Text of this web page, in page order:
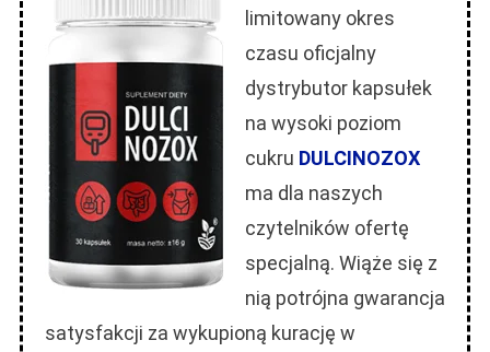
limitowany okres
czasu oficjalny
dystrybutor kapsułek
na wysoki poziom
cukru DULCINOZOX
ma dla naszych
czytelników ofertę
specjalną. Wiąże się z
nią potrójna gwarancja
satysfakcji za wykupioną kurację w